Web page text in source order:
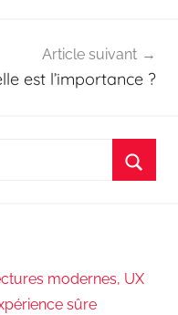
Article suivant
est l’importance ?
modernes, UX
sûre